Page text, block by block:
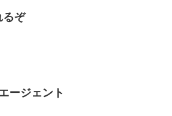
るぞ
ージェント